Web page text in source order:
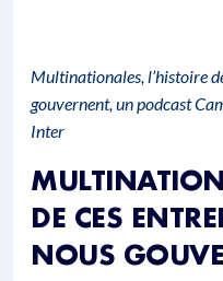
Multinationales, l’histoire
gouvernent, un podcast
Inter
DE CES
NOUS